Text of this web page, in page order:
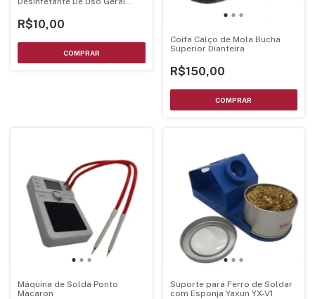
R$10,00
Coifa Calço de Mola Bucha
Superior Dianteira
R$150,00
Máquina de Solda Ponto
Macaron
Suporte para Ferro de Soldar
com Esponja Yaxun YX-V1